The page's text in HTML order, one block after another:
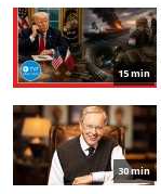
15 min
30 min